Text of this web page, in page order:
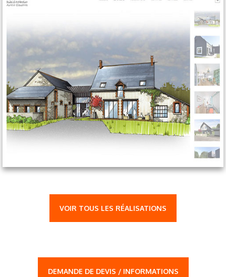
VOIR TOUS LES RÉALISATIONS
DEMANDE DE DEVIS / INFORMATIONS